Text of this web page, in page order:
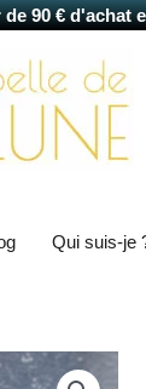
90 € d'achat
Qui suis-je